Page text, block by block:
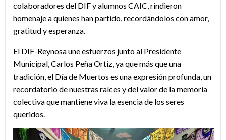
colaboradores del DIF y alumnos CAIC, rindieron
homenaje a quienes han partido, recordándolos con amor,
gratitud y esperanza.
El DIF-Reynosa une esfuerzos junto al Presidente
Municipal, Carlos Peña Ortiz, ya que más que una
tradición, el Día de Muertos es una expresión profunda, un
recordatorio de nuestras raíces y del valor de la memoria
colectiva que mantiene viva la esencia de los seres
queridos.